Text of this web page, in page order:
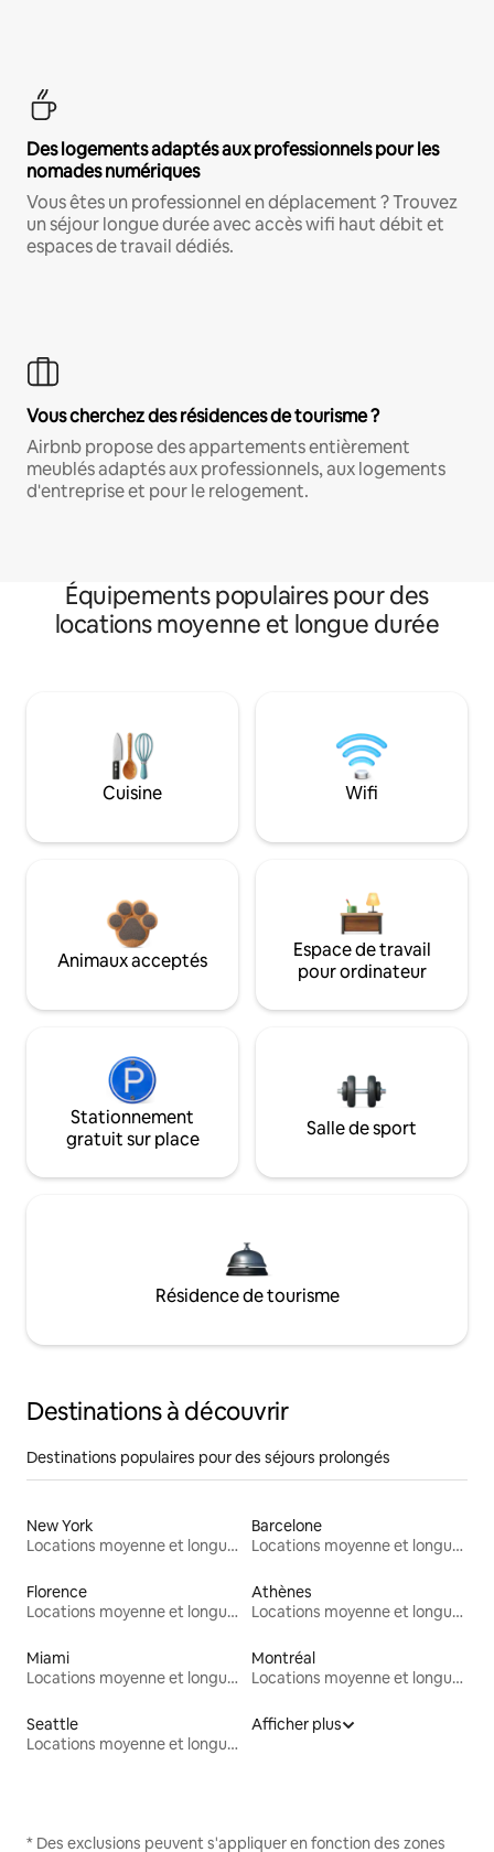
Des logements adaptés aux professionnels pour les
nomades numériques
Vous êtes un professionnel en déplacement ? Trouvez
un séjour longue durée avec accès wifi haut débit et
espaces de travail dédiés.
Vous cherchez des résidences de tourisme ?
Airbnb propose des appartements entièrement
meublés adaptés aux professionnels, aux logements
d'entreprise et pour le relogement.
Équipements populaires pour des
locations moyenne et longue durée
Cuisine Wifi
Animaux acceptés
Espace de travail
pour ordinateur
Stationnement
gratuit sur place
Salle de sport
Résidence de tourisme
Destinations à découvrir
Destinations populaires pour des séjours prolongés
New York
Locations moyenne et longue durée
Barcelone
Locations moyenne et longue durée
Florence
Locations moyenne et longue durée
Athènes
Locations moyenne et longue durée
Miami
Locations moyenne et longue durée
Montréal
Locations moyenne et longue durée
Seattle
Locations moyenne et longue durée
Afficher plus
* Des exclusions peuvent s'appliquer en fonction des zones